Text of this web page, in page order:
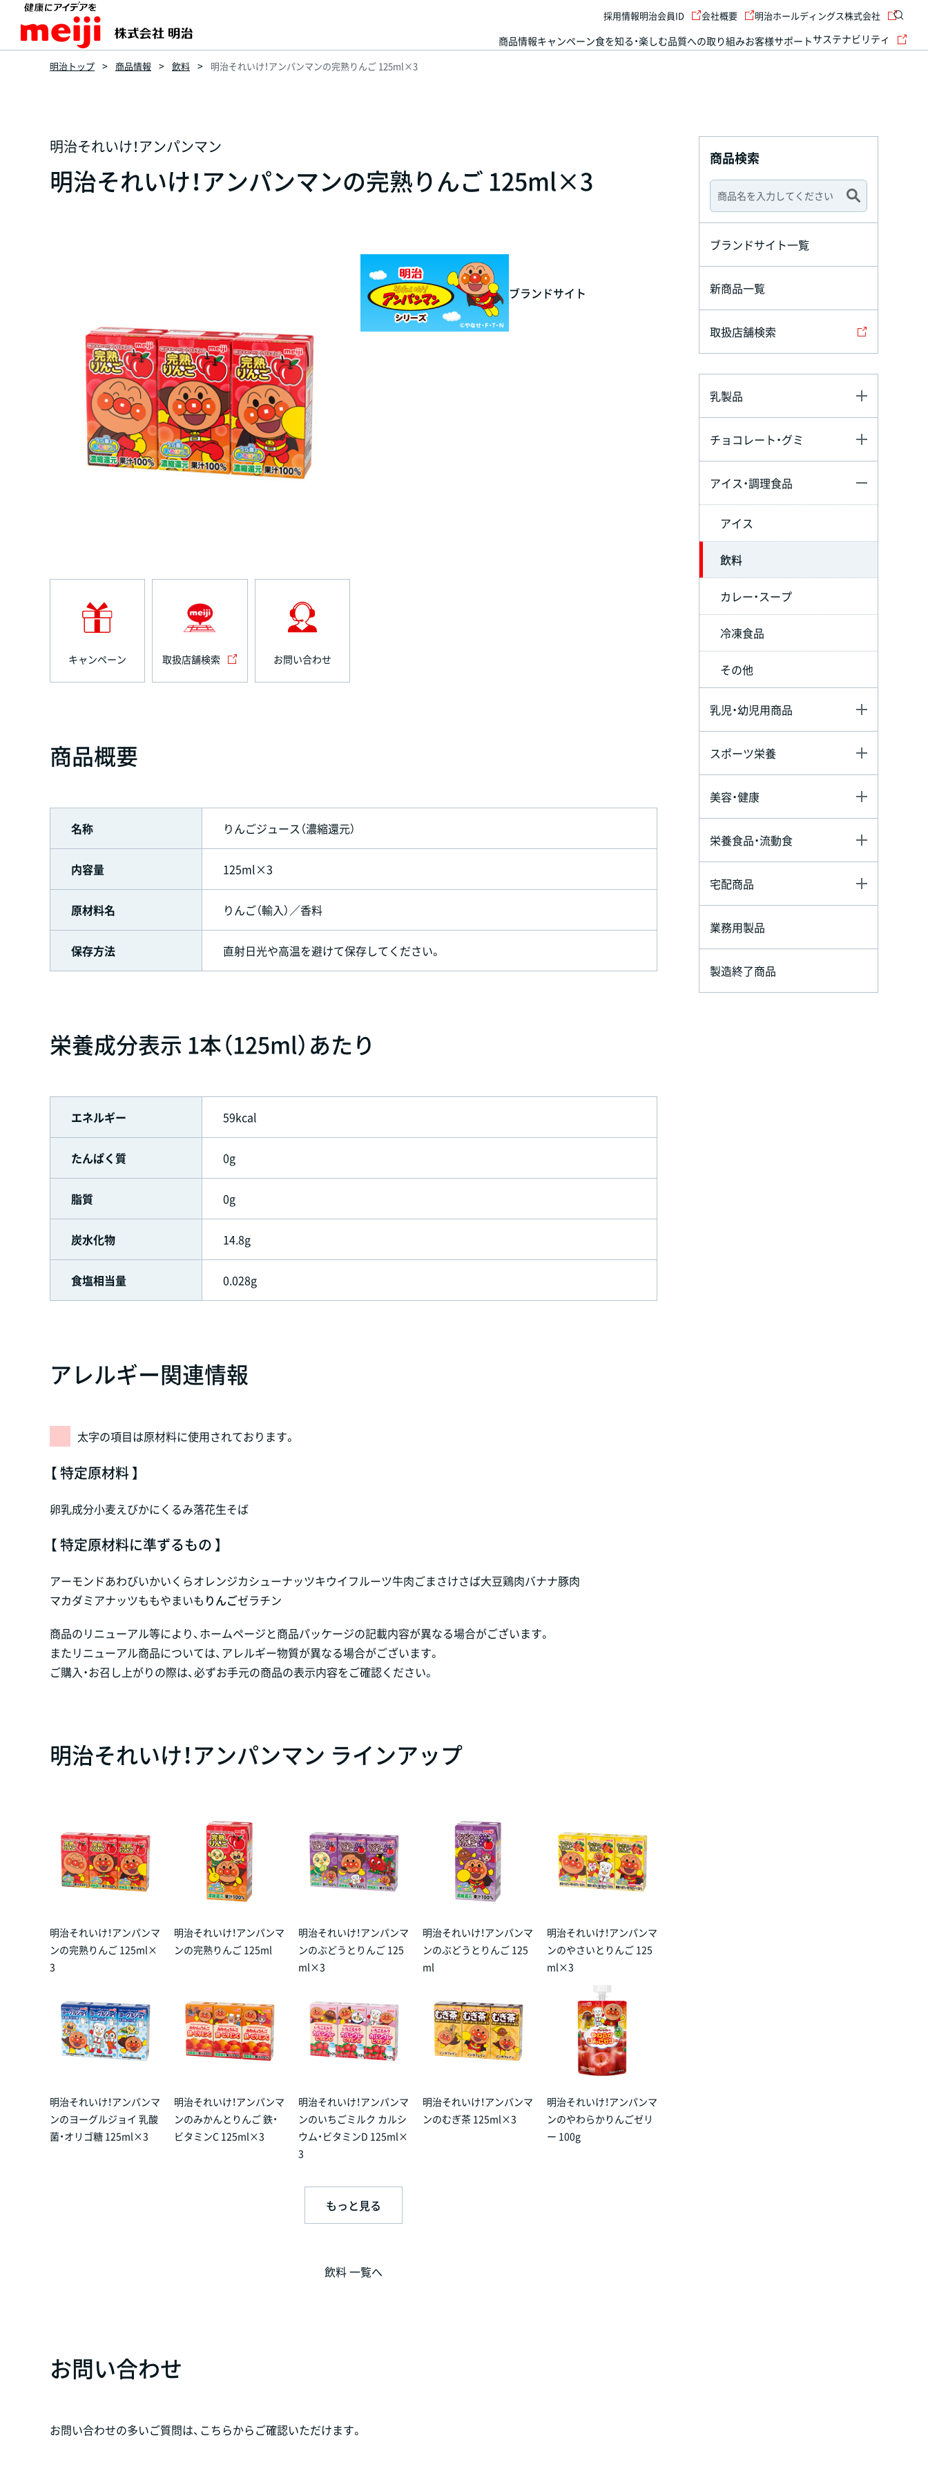
商品情報キャンペーン食を知る・楽しむ品質への取り組みお客様サポートサステナビリティ
採用情報明治会員ID 会社概要 明治ホールディングス株式会社
明治トップ 商品情報 飲料 明治それいけ！アンパンマンの完熟りんご 125ml×3
明治それいけ！アンパンマン
明治それいけ！アンパンマンの完熟りんご 125ml×3
ブランドサイト
キャンペーン 取扱店舗検索 お問い合わせ
商品概要
名称 りんごジュース（濃縮還元）
内容量 125ml×3
原材料名 りんご（輸入）／香料
保存方法 直射日光や高温を避けて保存してください。
栄養成分表示 1本（125ml）あたり
エネルギー 59kcal
たんぱく質 0g
脂質 0g
炭水化物 14.8g
食塩相当量 0.028g
アレルギー関連情報
太字の項目は原材料に使用されております。
【 特定原材料 】
卵乳成分小麦えびかにくるみ落花生そば
【 特定原材料に準ずるもの 】
アーモンドあわびいかいくらオレンジカシューナッツキウイフルーツ牛肉ごまさけさば大豆鶏肉バナナ豚肉
マカダミアナッツももやまいも りんごゼラチン
商品のリニューアル等により、ホームページと商品パッケージの記載内容が異なる場合がございます。
またリニューアル商品については、アレルギー物質が異なる場合がございます。
ご購入・お召し上がりの際は、必ずお手元の商品の表示内容をご確認ください。
明治それいけ！アンパンマン ラインアップ
明治それいけ！アンパンマ
ンの完熟りんご 125ml×
3
明治それいけ！アンパンマ
ンの完熟りんご 125ml
明治それいけ！アンパンマ
ンのぶどうとりんご 125
ml×3
明治それいけ！アンパンマ
ンのぶどうとりんご 125
ml
明治それいけ！アンパンマ
ンのやさいとりんご 125
ml×3
明治それいけ！アンパンマ
ンのヨーグルジョイ 乳酸
菌・オリゴ糖 125ml×3
明治それいけ！アンパンマ
ンのみかんとりんご 鉄・
ビタミンC 125ml×3
明治それいけ！アンパンマ
ンのいちごミルク カルシ
ウム・ビタミンD 125ml×
3
明治それいけ！アンパンマ
ンのむぎ茶 125ml×3
明治それいけ！アンパンマ
ンのやわらかりんごゼリ
ー 100g
もっと見る
飲料 一覧へ
お問い合わせ
お問い合わせの多いご質問は、こちらからご確認いただけます。
商品検索
ブランドサイト一覧
新商品一覧
取扱店舗検索
乳製品
チョコレート・グミ
アイス・調理食品
アイス
飲料
カレー・スープ
冷凍食品
その他
乳児・幼児用商品
スポーツ栄養
美容・健康
栄養食品・流動食
宅配商品
業務用製品
製造終了商品